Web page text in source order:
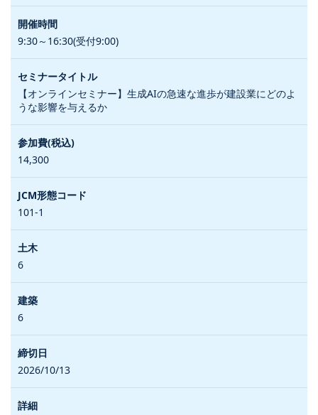
9:30～16:30(受付9:00)
【オンラインセミナー】生成AIの急速な進歩が建設業にどのよ
うな影響を与えるか
14,300
101-1
6
6
2026/10/13